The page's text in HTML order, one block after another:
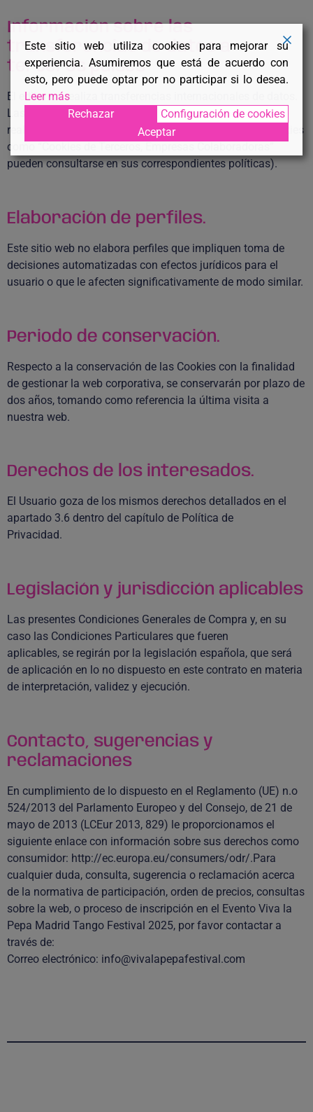
Información sobre las
transferencias de datos a
terceros países
El editor no realiza transferencias internacionales de datos.
Las transferencias a terceros países que, en su caso,
realicen los terceros identificados en esta política de cookies
como “Cookies de Terceros, Empresas Colaboradoras”
pueden consultarse en sus correspondientes políticas).
Elaboración de perfiles.
Este sitio web no elabora perfiles que impliquen toma de
decisiones automatizadas con efectos jurídicos para el
usuario o que le afecten significativamente de modo similar.
Periodo de conservación.
Respecto a la conservación de las Cookies con la finalidad
de gestionar la web corporativa, se conservarán por plazo de
dos años, tomando como referencia la última visita a
nuestra web.
Derechos de los interesados.
El Usuario goza de los mismos derechos detallados en el
apartado 3.6 dentro del capítulo de Política de
Privacidad.
Legislación y jurisdicción aplicables
Las presentes Condiciones Generales de Compra y, en su
caso las Condiciones Particulares que fueren
aplicables, se regirán por la legislación española, que será
de aplicación en lo no dispuesto en este contrato en materia
de interpretación, validez y ejecución.
Contacto, sugerencias y
reclamaciones
En cumplimiento de lo dispuesto en el Reglamento (UE) n.o
524/2013 del Parlamento Europeo y del Consejo, de 21 de
mayo de 2013 (LCEur 2013, 829) le proporcionamos el
siguiente enlace con información sobre sus derechos como
consumidor: http://ec.europa.eu/consumers/odr/.Para
cualquier duda, consulta, sugerencia o reclamación acerca
de la normativa de participación, orden de precios, consultas
sobre la web, o proceso de inscripción en el Evento Viva la
Pepa Madrid Tango Festival 2025, por favor contactar a
través de:
Correo electrónico: info@vivalapepafestival.com
Este sitio web utiliza cookies para mejorar su
experiencia. Asumiremos que está de acuerdo con
esto, pero puede optar por no participar si lo desea.
Leer más
Rechazar
Configuración de cookies
Aceptar